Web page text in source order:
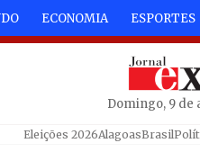
ECONOMIA ESPORTES
Domingo, 9 de
Eleições 2026AlagoasBrasil